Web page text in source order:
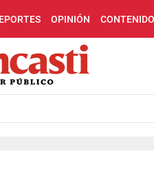
OPINIÓN